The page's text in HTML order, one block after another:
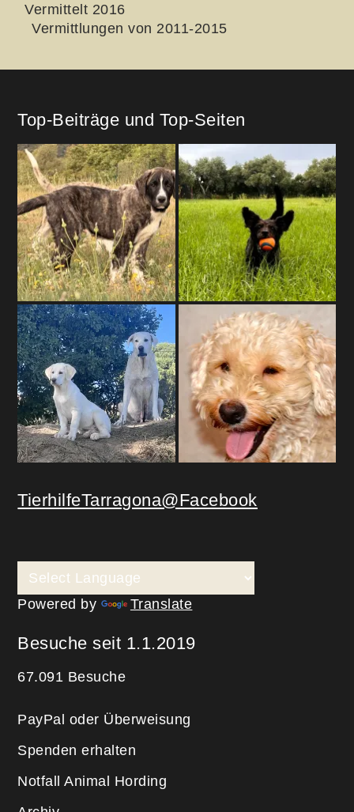
Vermittelt 2016
Vermittlungen von 2011-2015
Top-Beiträge und Top-Seiten
TierhilfeTarragona@Facebook
Powered by Translate
Besuche seit 1.1.2019
67.091 Besuche
PayPal oder Überweisung
Spenden erhalten
Notfall Animal Hording